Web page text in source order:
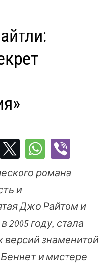
романа
и
Джо Райтом и
году, стала
версий знаменитой
и мистере